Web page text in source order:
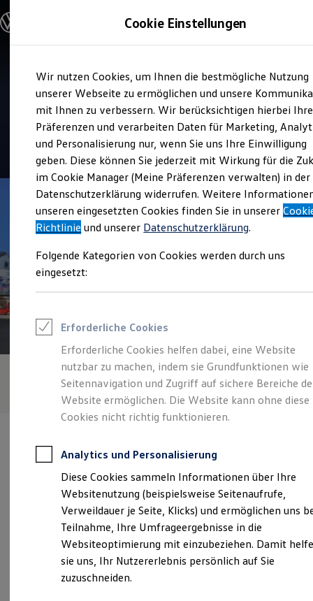
Hauptinhalt
springen
Footer
springen
Modelle und Konfigurator
Modelle vergleichen
Elektroautos
ENERGY Sondermodelle
Nutzfahrzeuge
SUV und CUV
Familienautos
Kombis
Kompaktwagen
Sportwagen
Schnell verfügbare Fahrzeuge
Angebote und Produkte
Aktuelle Angebote
E-Auto-Förderung
Volkswagen Marktplatz
Junge Gebrauchtwagen und Gebrauchtwagen
Volkswagen Zertifizierte Gebrauchtwagen
Zubehör- und Serviceangebote
Leasing
Leasing-Angebote
Gebrauchtwagen Leasing
Junge Gebrauchtwagen-Leasing
Elektroauto Leasing
Kleinwagen-Leasing
Leasing ohne Anzahlung
Finanzierung
Kfz-Versicherung
Restschuldversicherungen
Garantien
Wartungsverträge
Geschäftskunden
Professional Class bei Volkswagen
Großkunden
Behörden
Direktkunden
Sonderfahrzeuge
Anpfiff zum Gewinn
Service
Autohaus Kronshagen
Hermann Seefluth
4.9|92 Bewertungen
Kronshagen Hermann Seefluth GmbH (Impressum & Rechtliches )
Cookie Einstellungen
Wir nutzen Cookies, um Ihnen die bestmögliche Nutzung
unserer Webseite zu ermöglichen und unsere
mit Ihnen zu verbessern. Wir berücksichtigen hierbei Ihre
Präferenzen und verarbeiten Daten für Marketing,
und Personalisierung nur, wenn Sie uns Ihre Einwilligung
geben. Diese können Sie jederzeit mit Wirkung für die
im Cookie Manager (Meine Präferenzen verwalten) in der
Datenschutzerklärung widerrufen. Weitere
unseren eingesetzten Cookies finden Sie in unserer
Richtlinie und unserer Datenschutzerklärung.
Folgende Kategorien von Cookies werden durch uns
eingesetzt:
Erforderliche Cookies
Erforderliche Cookies helfen dabei, eine Website
nutzbar zu machen, indem sie Grundfunktionen wie
Seitennavigation und Zugriff auf sichere Bereiche
Website ermöglichen. Die Website kann ohne diese
Cookies nicht richtig funktionieren.
Analytics und Personalisierung
Diese Cookies sammeln Informationen über Ihre
Websitenutzung (beispielsweise Seitenaufrufe,
Verweildauer je Seite, Klicks) und ermöglichen uns
Teilnahme, Ihre Umfrageergebnisse in die
Websiteoptimierung mit einzubeziehen. Damit
sie uns, Ihr Nutzererlebnis persönlich auf Sie
zuzuschneiden.